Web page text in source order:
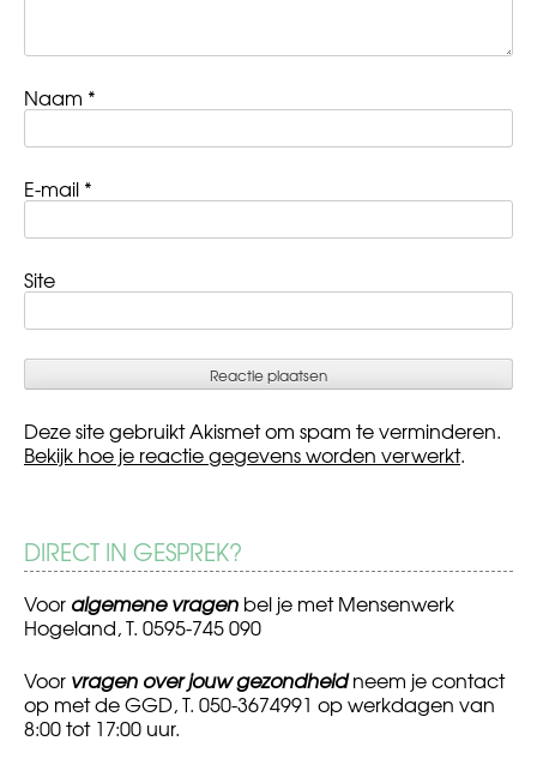
Naam *
E-mail *
Site
Deze site gebruikt Akismet om spam te verminderen.
Bekijk hoe je reactie gegevens worden verwerkt.
DIRECT IN GESPREK?
Voor algemene vragen bel je met Mensenwerk
Hogeland, T. 0595-745 090
Voor vragen over jouw gezondheidneem je contact
op met de GGD, T. 050-3674991 op werkdagen van
8:00 tot 17:00 uur.